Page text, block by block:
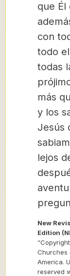
que Él
con
todo
todas
más
y los
Jesús
lejos
New
Edition
Churches
America.
reserved